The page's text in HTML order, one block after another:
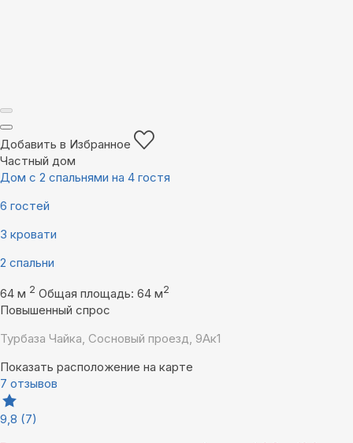
Добавить в Избранное
Частный дом
Дом с 2 спальнями на 4 гостя
6 гостей
3 кровати
2 спальни
64 м 2 Общая площадь: 64 м2
Повышенный спрос
Турбаза Чайка, Сосновый проезд, 9Ак1
Показать расположение на карте
7 отзывов
9,8 (7)